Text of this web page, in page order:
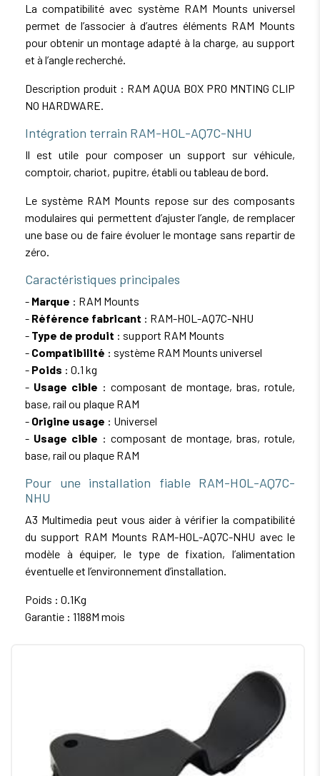
La compatibilité avec système RAM Mounts universel
permet de l’associer à d’autres éléments RAM Mounts
pour obtenir un montage adapté à la charge, au support
et à l’angle recherché.
Description produit : RAM AQUA BOX PRO MNTING CLIP
NO HARDWARE.
Intégration terrain RAM-HOL-AQ7C-NHU
Il est utile pour composer un support sur véhicule,
comptoir, chariot, pupitre, établi ou tableau de bord.
Le système RAM Mounts repose sur des composants
modulaires qui permettent d’ajuster l’angle, de remplacer
une base ou de faire évoluer le montage sans repartir de
zéro.
Caractéristiques principales
- Marque : RAM Mounts
- Référence fabricant : RAM-HOL-AQ7C-NHU
- Type de produit : support RAM Mounts
- Compatibilité : système RAM Mounts universel
- Poids : 0.1 kg
- Usage cible : composant de montage, bras, rotule,
base, rail ou plaque RAM
- Origine usage : Universel
- Usage cible : composant de montage, bras, rotule,
base, rail ou plaque RAM
Pour une installation fiable RAM-HOL-AQ7C-
NHU
A3 Multimedia peut vous aider à vérifier la compatibilité
du support RAM Mounts RAM-HOL-AQ7C-NHU avec le
modèle à équiper, le type de fixation, l’alimentation
éventuelle et l’environnement d’installation.
Poids : 0.1Kg
Garantie : 1188M mois